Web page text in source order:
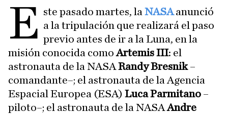
E ste pasado martes, laNASAanunció
a la tripulación que realizará el paso
previo antes de ir a la Luna, en la
misión conocida comoArtemis III: el
astronauta de la NASA Randy Bresnik–
comandante–; el astronauta de la Agencia
Espacial Europea (ESA) Luca Parmitano –
piloto–; el astronauta de la NASAAndre